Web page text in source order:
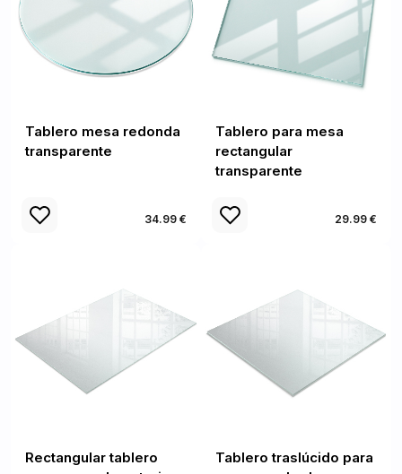
Tablero mesa redonda
transparente
34.99 €
Tablero para mesa
rectangular
transparente
29.99 €
Rectangular tablero
Tablero traslúcido para